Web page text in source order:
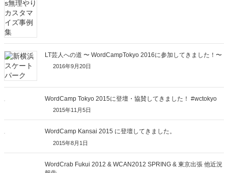
LT芸人への道 〜 WordCampTokyo 2016に参加してきました！〜
2016年9月20日
WordCamp Tokyo 2015に登壇・協賛してきました！ #wctokyo
2015年11月5日
WordCamp Kansai 2015 に登壇してきました。
2015年8月1日
WordCrab Fukui 2012 & WCAN2012 SPRING & 東京出張 他近況